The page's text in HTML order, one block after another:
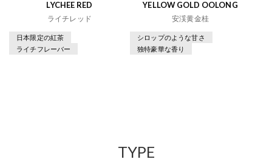
LYCHEE RED
ライチレッド
日本限定の紅茶
ライチフレーバー
YELLOW GOLD OOLONG
安渓黄金桂
シロップのような甘さ
独特豪華な香り
TYPE